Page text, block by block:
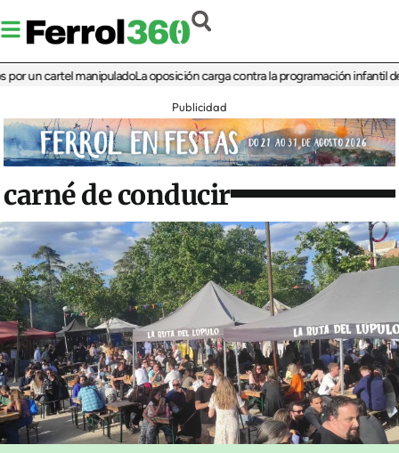
cartel manipuladoLa oposición carga contra la programación infantil de la
Publicidad
carné de conducir